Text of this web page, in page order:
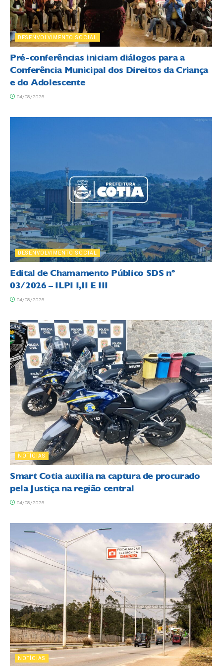
DESENVOLVIMENTO SOCIAL
Pré-conferências iniciam diálogos para a
Conferência Municipal dos Direitos da Criança
e do Adolescente
04/08/2026
DESENVOLVIMENTO SOCIAL
Edital de Chamamento Público SDS nº
03/2026 – ILPI I,II E III
04/08/2026
NOTÍCIAS
Smart Cotia auxilia na captura de procurado
pela Justiça na região central
04/08/2026
NOTÍCIAS